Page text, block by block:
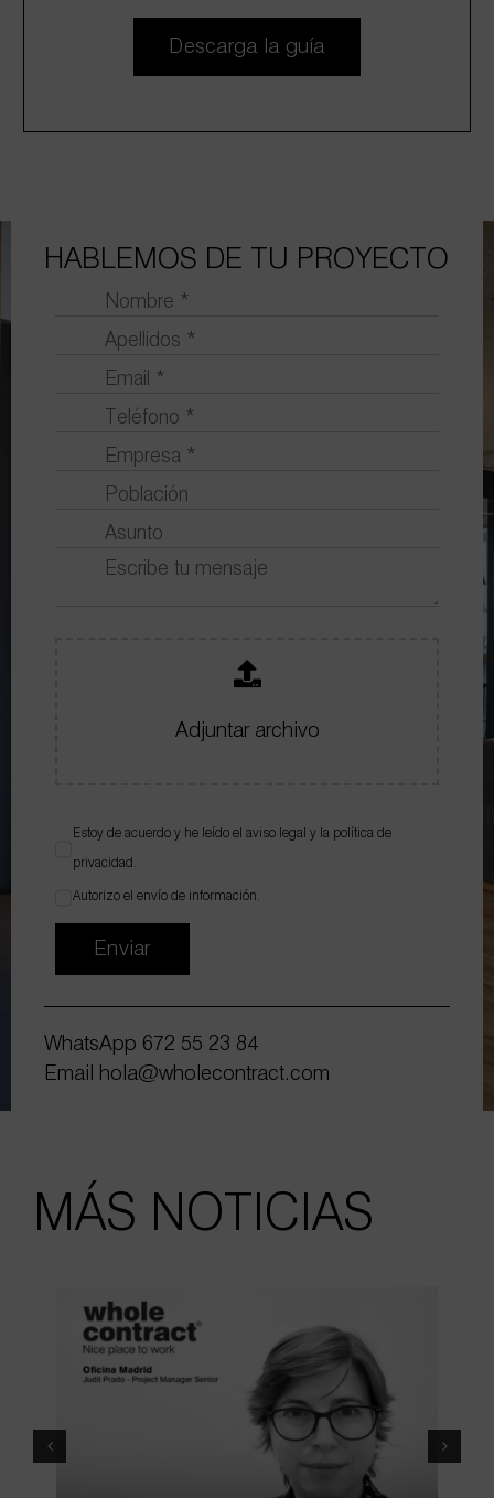
Descarga la guía
HABLEMOS DE TU PROYECTO
Adjuntar archivo
Estoy de acuerdo y he leído elaviso legal y la política de
privacidad .
Autorizo el envío de información.
Enviar
WhatsApp 672 55 23 84
Email
hola@wholecontract.com
MÁS NOTICIAS